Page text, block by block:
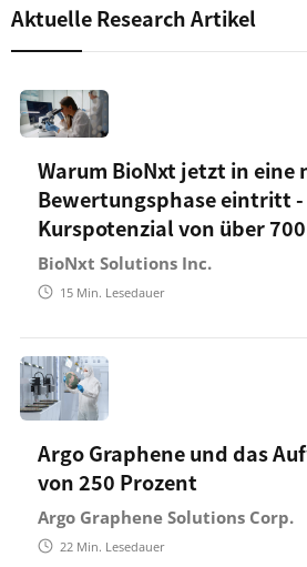
Aktuelle Research Artikel
Warum BioNxt jetzt in eine
Bewertungsphase eintritt
Kurspotenzial von über
BioNxt Solutions Inc.
15 Min. Lesedauer
Argo Graphene und das
von 250 Prozent
Argo Graphene Solutions Corp.
22 Min. Lesedauer